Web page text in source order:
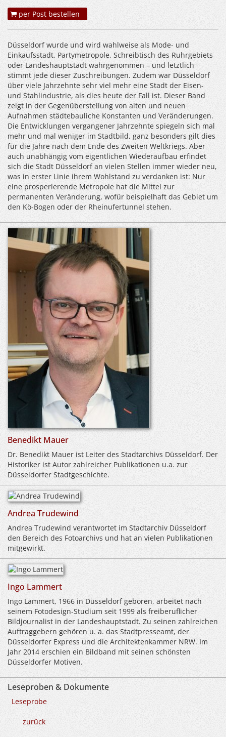
per Post bestellen
Düsseldorf wurde und wird wahlweise als Mode- und
Einkaufsstadt, Partymetropole, Schreibtisch des Ruhrgebiets
oder Landeshauptstadt wahrgenommen – und letztlich
stimmt jede dieser Zuschreibungen. Zudem war Düsseldorf
über viele Jahrzehnte sehr viel mehr eine Stadt der Eisen-
und Stahlindustrie, als dies heute der Fall ist. Dieser Band
zeigt in der Gegenüberstellung von alten und neuen
Aufnahmen städtebauliche Konstanten und Veränderungen.
Die Entwicklungen vergangener Jahrzehnte spiegeln sich mal
mehr und mal weniger im Stadtbild, ganz besonders gilt dies
für die Jahre nach dem Ende des Zweiten Weltkriegs. Aber
auch unabhängig vom eigentlichen Wiederaufbau erfindet
sich die Stadt Düsseldorf an vielen Stellen immer wieder neu,
was in erster Linie ihrem Wohlstand zu verdanken ist: Nur
eine prosperierende Metropole hat die Mittel zur
permanenten Veränderung, wofür beispielhaft das Gebiet um
den Kö-Bogen oder der Rheinufertunnel stehen.
Benedikt Mauer
Dr. Benedikt Mauer ist Leiter des Stadtarchivs Düsseldorf. Der
Historiker ist Autor zahlreicher Publikationen u.a. zur
Düsseldorfer Stadtgeschichte.
Andrea Trudewind
Andrea Trudewind verantwortet im Stadtarchiv Düsseldorf
den Bereich des Fotoarchivs und hat an vielen Publikationen
mitgewirkt.
Ingo Lammert
Ingo Lammert, 1966 in Düsseldorf geboren, arbeitet nach
seinem Fotodesign-Studium seit 1999 als freiberuflicher
Bildjournalist in der Landeshauptstadt. Zu seinen zahlreichen
Auftraggebern gehören u. a. das Stadtpresseamt, der
Düsseldorfer Express und die Architektenkammer NRW. Im
Jahr 2014 erschien ein Bildband mit seinen schönsten
Düsseldorfer Motiven.
Leseproben & Dokumente
Leseprobe
zurück